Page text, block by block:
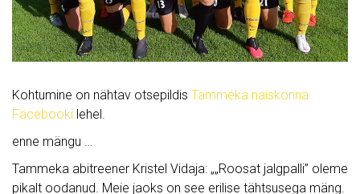
Kohtumine on nähtav otsepildis Tammeka naiskonna
Facebooki lehel.
enne mängu …
Tammeka abitreener Kristel Vidaja: „„Roosat jalgpalli” oleme
pikalt oodanud. Meie jaoks on see erilise tähtsusega mäng.